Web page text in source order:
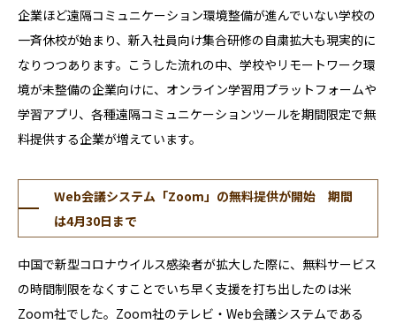
企業ほど遠隔コミュニケーション環境整備が進んでいない学校の
一斉休校が始まり、新入社員向け集合研修の自粛拡大も現実的に
なりつつあります。こうした流れの中、学校やリモートワーク環
境が未整備の企業向けに、オンライン学習用プラットフォームや
学習アプリ、各種遠隔コミュニケーションツールを期間限定で無
料提供する企業が増えています。
Web会議システム「Zoom」の無料提供が開始 期間
は4月30日まで
中国で新型コロナウイルス感染者が拡大した際に、無料サービス
の時間制限をなくすことでいち早く支援を打ち出したのは米
Zoom社でした。Zoom社のテレビ・Web会議システムである